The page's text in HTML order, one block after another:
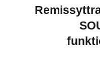
(Svenska)